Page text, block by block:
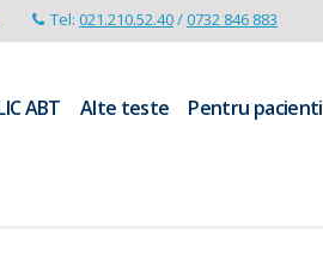
Tel: 021.210.52.40/0732 846 883
ABT Alte teste Pentru pacienti